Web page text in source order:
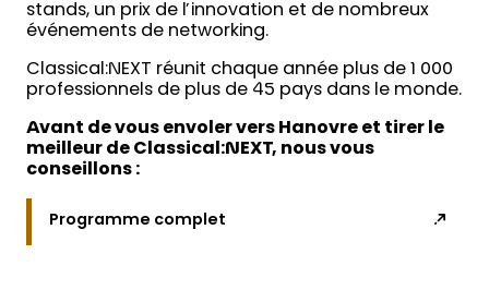
stands, un prix de l’innovation et de nombreux
événements de networking.
Classical:NEXT réunit chaque année plus de 1 000
professionnels de plus de 45 pays dans le monde.
Avant de vous envoler vers Hanovre et tirer le
meilleur de Classical:NEXT, nous vous
conseillons :
Programme complet